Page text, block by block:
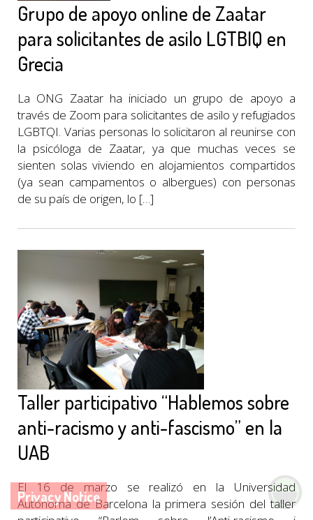
Grupo de apoyo online de Zaatar
para solicitantes de asilo LGTBIQ en
Grecia
La ONG Zaatar ha iniciado un grupo de apoyo a
través de Zoom para solicitantes de asilo y refugiados
LGBTQI. Varias personas lo solicitaron al reunirse con
la psicóloga de Zaatar, ya que muchas veces se
sienten solas viviendo en alojamientos compartidos
(ya sean campamentos o albergues) con personas
de su país de origen, lo […]
Taller participativo “Hablemos sobre
anti-racismo y anti-fascismo” en la
UAB
El 16 de marzo se realizó en la Universidad
Autónoma de Barcelona la primera sesión del taller
Privacy Notice